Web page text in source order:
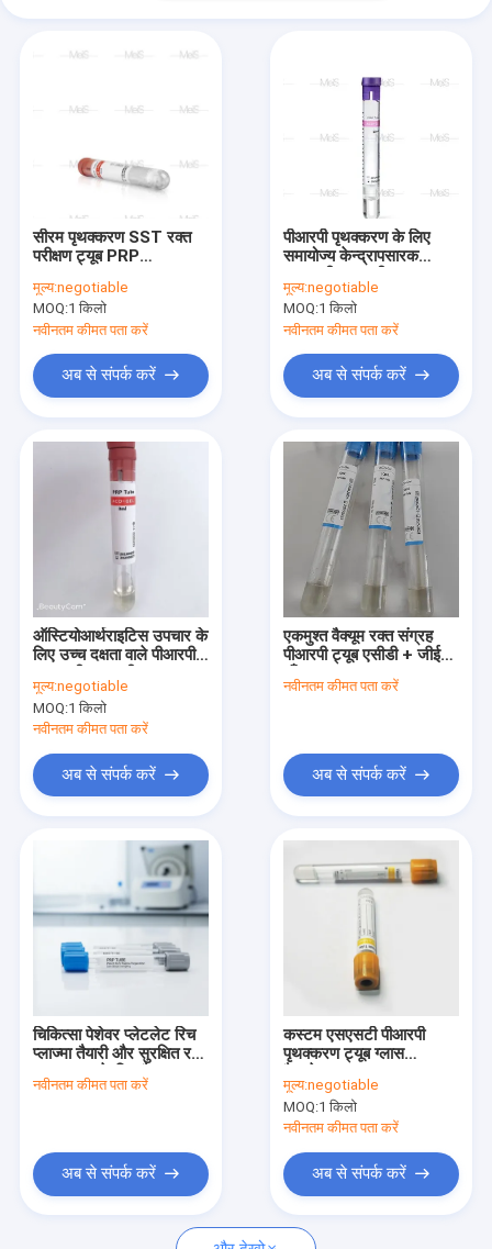
हमारे बारे में
फैक्टरी यात्रा
गुणवत्ता नियंत्रण
हमसे संपर्क करें
सीरम पृथक्करण SST रक्त
परीक्षण ट्यूब PRP
मूल्य:negotiable
MOQ:1 किलो
नवीनतम कीमत पता करें
अब से संपर्क करें
पीआरपी पृथक्करण के लिए
समायोज्य केन्द्रापसारक
मूल्य:negotiable
MOQ:1 किलो
नवीनतम कीमत पता करें
अब से संपर्क करें
ऑस्टियोआर्थराइटिस उपचार के
लिए उच्च दक्षता वाले पीआरपी
मूल्य:negotiable
MOQ:1 किलो
नवीनतम कीमत पता करें
अब से संपर्क करें
एकमुश्त वैक्यूम रक्त संग्रह
पीआरपी ट्यूब एसीडी + जीईएल
नवीनतम कीमत पता करें
अब से संपर्क करें
चिकित्सा पेशेवर प्लेटलेट रिच
प्लाज्मा तैयारी और सुरक्षित रक्त
नमूनाकरण के लिए वैक्यूम रक्त
संग्रह ट्यूब पीआरपी ट्यूब
नवीनतम कीमत पता करें
अब से संपर्क करें
कस्टम एसएसटी पीआरपी
पृथक्करण ट्यूब ग्लास
मूल्य:negotiable
MOQ:1 किलो
नवीनतम कीमत पता करें
अब से संपर्क करें